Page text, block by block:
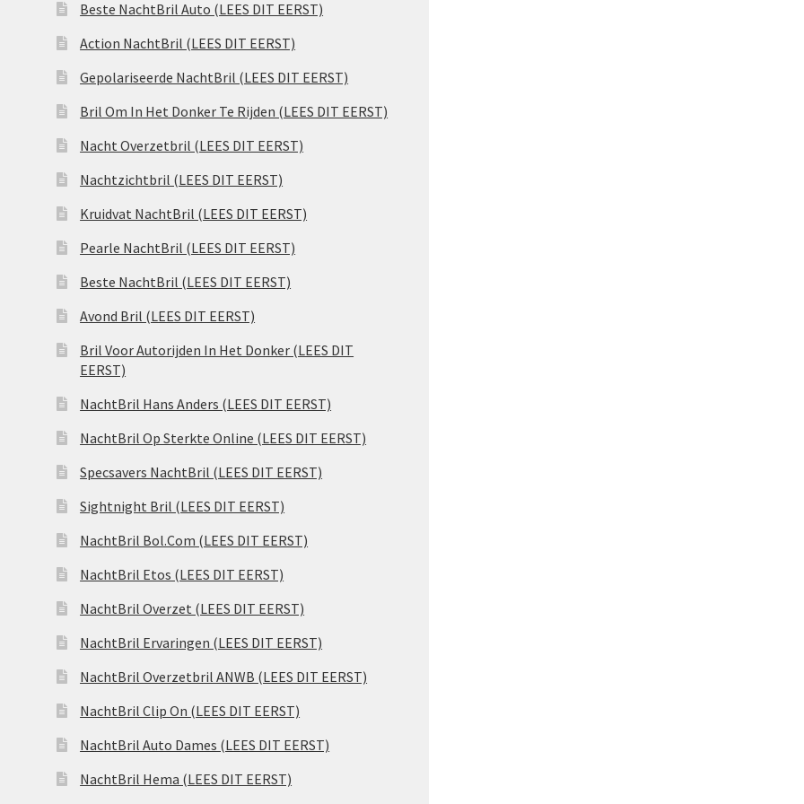
Beste NachtBril Auto (LEES DIT EERST)
Action NachtBril (LEES DIT EERST)
Gepolariseerde NachtBril (LEES DIT EERST)
Bril Om In Het Donker Te Rijden (LEES DIT EERST)
Nacht Overzetbril (LEES DIT EERST)
Nachtzichtbril (LEES DIT EERST)
Kruidvat NachtBril (LEES DIT EERST)
Pearle NachtBril (LEES DIT EERST)
Beste NachtBril (LEES DIT EERST)
Avond Bril (LEES DIT EERST)
Bril Voor Autorijden In Het Donker (LEES DIT
EERST)
NachtBril Hans Anders (LEES DIT EERST)
NachtBril Op Sterkte Online (LEES DIT EERST)
Specsavers NachtBril (LEES DIT EERST)
Sightnight Bril (LEES DIT EERST)
NachtBril Bol.Com (LEES DIT EERST)
NachtBril Etos (LEES DIT EERST)
NachtBril Overzet (LEES DIT EERST)
NachtBril Ervaringen (LEES DIT EERST)
NachtBril Overzetbril ANWB (LEES DIT EERST)
NachtBril Clip On (LEES DIT EERST)
NachtBril Auto Dames (LEES DIT EERST)
NachtBril Hema (LEES DIT EERST)